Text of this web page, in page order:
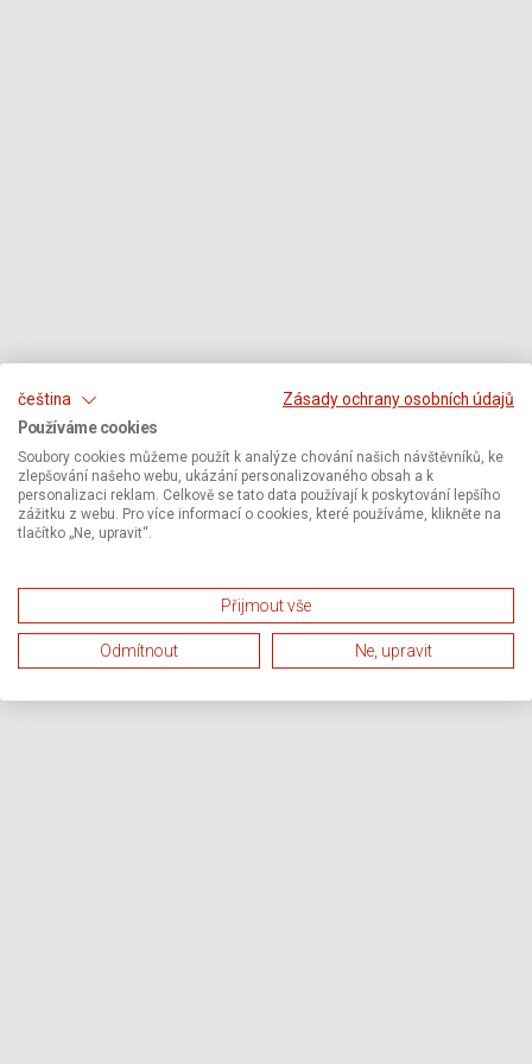
čeština
Zásady ochrany osobních údajů
Používáme cookies
Soubory cookies můžeme použít k analýze chování našich návštěvníků, ke
zlepšování našeho webu, ukázání personalizovaného obsah a k
personalizaci reklam. Celkově se tato data používají k poskytování lepšího
zážitku z webu. Pro více informací o cookies, které používáme, klikněte na
tlačítko „Ne, upravit“.
Přijmout vše
Odmítnout Ne, upravit